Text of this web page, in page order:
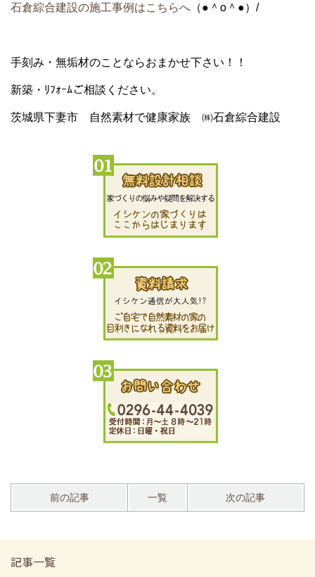
石倉綜合建設の施工事例はこちらへ （●＾o＾●）/
手刻み・無垢材のことならおまかせ下さい！！
新築・ﾘﾌｫｰﾑご相談ください。
茨城県下妻市 自然素材で健康家族 ㈱石倉綜合建設
前の記事 一覧 次の記事
記事一覧